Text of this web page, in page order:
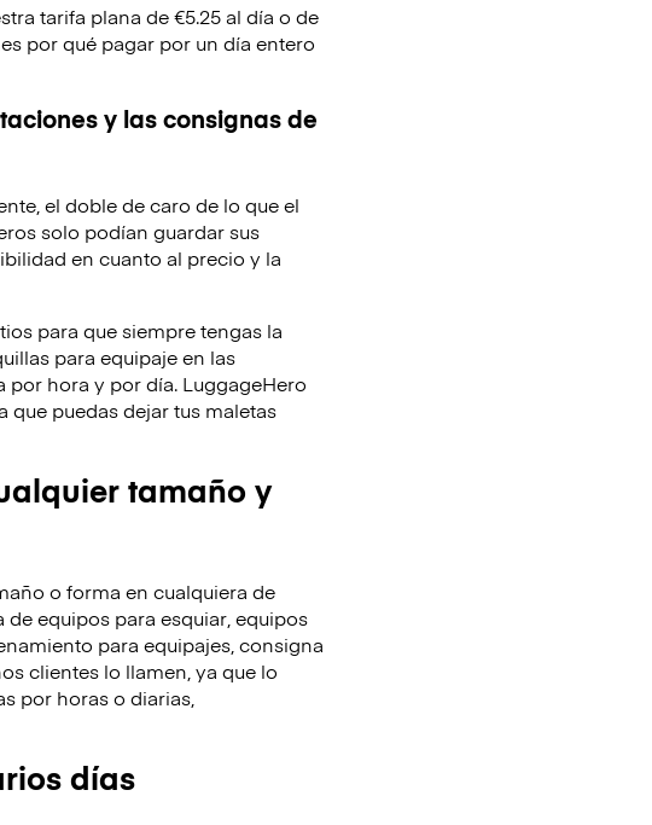
tarifa plana de €5.25 al día o de
por qué pagar por un día entero
y las consignas de
el doble de caro de lo que el
solo podían guardar sus
en cuanto al precio y la
para que siempre tengas la
para equipaje en las
por hora y por día. LuggageHero
puedas dejar tus maletas
tamaño y
o forma en cualquiera de
equipos para esquiar, equipos
para equipajes, consigna
clientes lo llamen, ya que lo
por horas o diarias,
días